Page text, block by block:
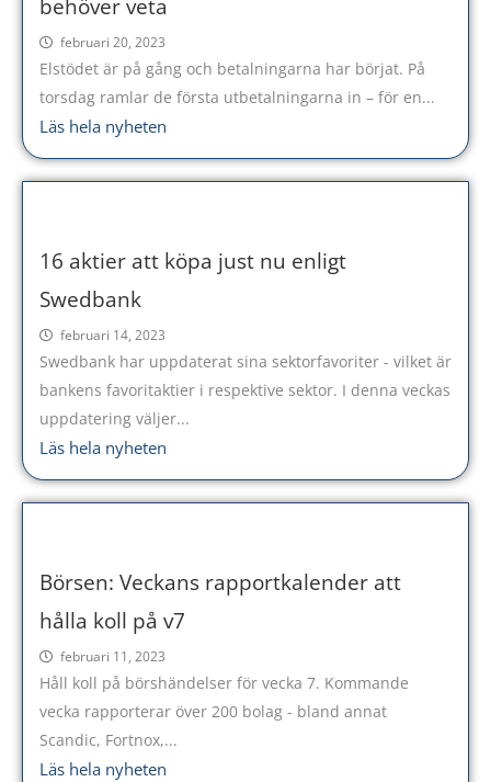
behöver veta
februari 20, 2023
Elstödet är på gång och betalningarna har börjat. På
torsdag ramlar de första utbetalningarna in – för en...
Läs hela nyheten
16 aktier att köpa just nu enligt
Swedbank
februari 14, 2023
Swedbank har uppdaterat sina sektorfavoriter - vilket är
bankens favoritaktier i respektive sektor. I denna veckas
uppdatering väljer...
Läs hela nyheten
Börsen: Veckans rapportkalender att
hålla koll på v7
februari 11, 2023
Håll koll på börshändelser för vecka 7. Kommande
vecka rapporterar över 200 bolag - bland annat
Scandic, Fortnox,...
Läs hela nyheten